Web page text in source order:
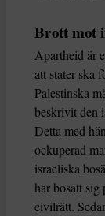
Brott mot
Apartheid är
att stater ska
Palestinska
beskrivit den
Detta med
ockuperad
israeliska
har bosatt sig
civilrätt.